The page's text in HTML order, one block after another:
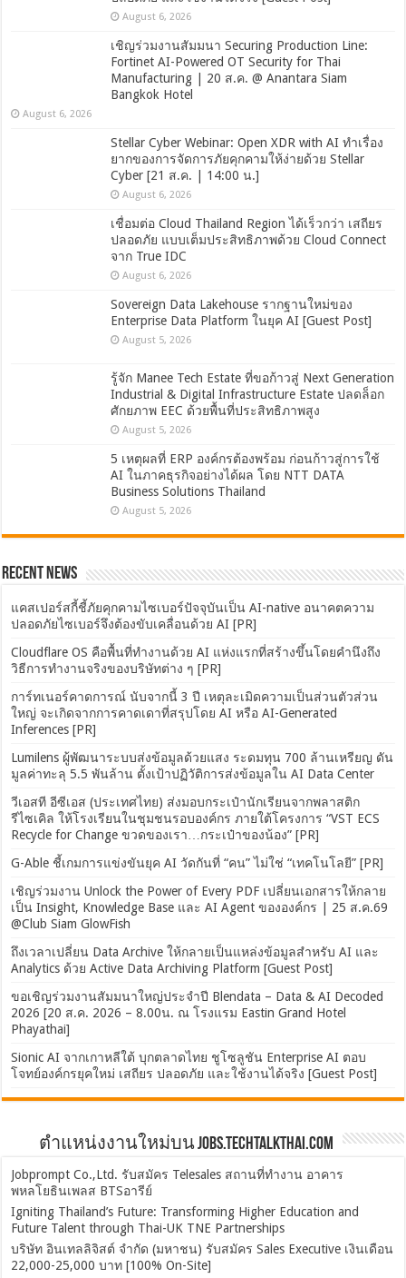
August 6, 2026
เชิญร่วมงานสัมมนา Securing Production Line:
Fortinet AI-Powered OT Security for Thai
Manufacturing | 20 ส.ค. @ Anantara Siam
Bangkok Hotel
August 6, 2026
Stellar Cyber Webinar: Open XDR with AI ทำเรื่อง
ยากของการจัดการภัยคุกคามให้ง่ายด้วย Stellar
Cyber [21 ส.ค. | 14:00 น.]
August 6, 2026
เชื่อมต่อ Cloud Thailand Region ได้เร็วกว่า เสถียร
ปลอดภัย แบบเต็มประสิทธิภาพด้วย Cloud Connect
จาก True IDC
August 6, 2026
Sovereign Data Lakehouse รากฐานใหม่ของ
Enterprise Data Platform ในยุค AI [Guest Post]
August 5, 2026
รู้จัก Manee Tech Estate ที่ขอก้าวสู่ Next Generation
Industrial & Digital Infrastructure Estate ปลดล็อก
ศักยภาพ EEC ด้วยพื้นที่ประสิทธิภาพสูง
August 5, 2026
5 เหตุผลที่ ERP องค์กรต้องพร้อม ก่อนก้าวสู่การใช้
AI ในภาคธุรกิจอย่างได้ผล โดย NTT DATA
Business Solutions Thailand
August 5, 2026
Recent News
แคสเปอร์สกี้ชี้ภัยคุกคามไซเบอร์ปัจจุบันเป็น AI-native อนาคตความ
ปลอดภัยไซเบอร์จึงต้องขับเคลื่อนด้วย AI [PR]
Cloudflare OS คือพื้นที่ทำงานด้วย AI แห่งแรกที่สร้างขึ้นโดยคำนึงถึง
วิธีการทำงานจริงของบริษัทต่าง ๆ [PR]
การ์ทเนอร์คาดการณ์ นับจากนี้ 3 ปี เหตุละเมิดความเป็นส่วนตัวส่วน
ใหญ่ จะเกิดจากการคาดเดาที่สรุปโดย AI หรือ AI-Generated
Inferences [PR]
Lumilens ผู้พัฒนาระบบส่งข้อมูลด้วยแสง ระดมทุน 700 ล้านเหรียญ ดัน
มูลค่าทะลุ 5.5 พันล้าน ตั้งเป้าปฏิวัติการส่งข้อมูลใน AI Data Center
วีเอสที อีซีเอส (ประเทศไทย) ส่งมอบกระเป๋านักเรียนจากพลาสติก
รีไซเคิล ให้โรงเรียนในชุมชนรอบองค์กร ภายใต้โครงการ “VST ECS
Recycle for Change ขวดของเรา…กระเป๋าของน้อง” [PR]
G-Able ชี้เกมการแข่งขันยุค AI วัดกันที่ “คน” ไม่ใช่ “เทคโนโลยี” [PR]
เชิญร่วมงาน Unlock the Power of Every PDF เปลี่ยนเอกสารให้กลาย
เป็น Insight, Knowledge Base และ AI Agent ขององค์กร | 25 ส.ค.69
@Club Siam GlowFish
ถึงเวลาเปลี่ยน Data Archive ให้กลายเป็นแหล่งข้อมูลสำหรับ AI และ
Analytics ด้วย Active Data Archiving Platform [Guest Post]
ขอเชิญร่วมงานสัมมนาใหญ่ประจำปี Blendata – Data & AI Decoded
2026 [20 ส.ค. 2026 – 8.00น. ณ โรงแรม Eastin Grand Hotel
Phayathai]
Sionic AI จากเกาหลีใต้ บุกตลาดไทย ชูโซลูชัน Enterprise AI ตอบ
โจทย์องค์กรยุคใหม่ เสถียร ปลอดภัย และใช้งานได้จริง [Guest Post]
ตำแหน่งงานใหม่บน Jobs.TechTalkThai.com
Jobprompt Co.,Ltd. รับสมัคร Telesales สถานที่ทำงาน อาคาร
พหลโยธินเพลส BTSอารีย์
Igniting Thailand’s Future: Transforming Higher Education and
Future Talent through Thai-UK TNE Partnerships
บริษัท อินเทลลิจิสต์ จำกัด (มหาชน) รับสมัคร Sales Executive เงินเดือน
22,000-25,000 บาท [100% On-Site]